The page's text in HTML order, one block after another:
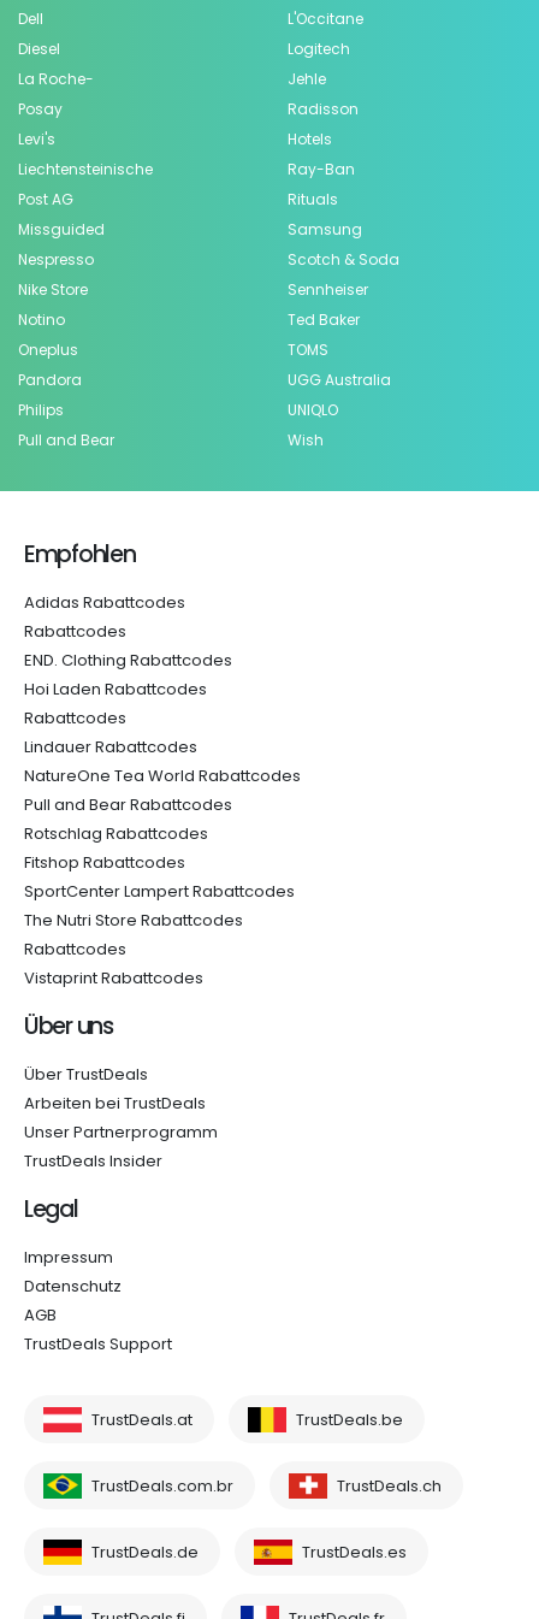
Dell
Diesel
L'Occitane
Logitech
La Roche-
Posay
Levi's
Liechtensteinische
Post AG
Missguided
Nespresso
Nike Store
Notino
Oneplus
Pandora
Philips
Pull and Bear
Jehle
Radisson
Hotels
Ray-Ban
Rituals
Samsung
Scotch & Soda
Sennheiser
Ted Baker
TOMS
UGG Australia
UNIQLO
Wish
Empfohlen
Adidas Rabattcodes
Rabattcodes
END. Clothing Rabattcodes
Hoi Laden Rabattcodes
Rabattcodes
Lindauer Rabattcodes
NatureOne Tea World Rabattcodes
Pull and Bear Rabattcodes
Rotschlag Rabattcodes
Fitshop Rabattcodes
SportCenter Lampert Rabattcodes
The Nutri Store Rabattcodes
Rabattcodes
Vistaprint Rabattcodes
Über uns
Über TrustDeals
Arbeiten bei TrustDeals
Unser Partnerprogramm
TrustDeals Insider
Legal
Impressum
Datenschutz
AGB
TrustDeals Support
TrustDeals.at TrustDeals.be
TrustDeals.com.br TrustDeals.ch
TrustDeals.de TrustDeals.es